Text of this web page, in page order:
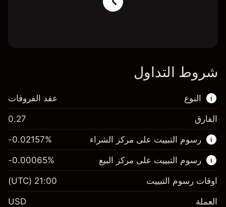
شروط التداول
النوع
هذا السوق المالي متاح للتداول من خلال عقود
الفروقات.
اعرف المزيد عن:
عقود الفروقات
عقد الفروقات
الفارق 0.27
رسوم التبييت على مركز الشراء -0.02157%
رسوم التبييت على مركز البيع -0.00065%
اوقات رسوم التبييت 21:00
(UTC)
العملة USD